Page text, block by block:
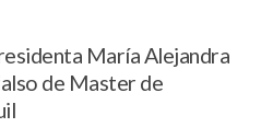
María Alejandra
de Master de